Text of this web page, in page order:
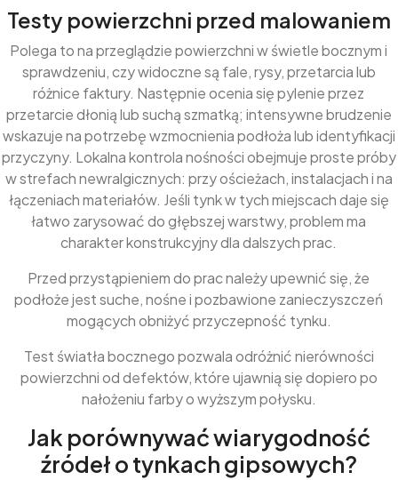
Testy powierzchni przed malowaniem
Polega to na przeglądzie powierzchni w świetle bocznym i
sprawdzeniu, czy widoczne są fale, rysy, przetarcia lub
różnice faktury. Następnie ocenia się pylenie przez
przetarcie dłonią lub suchą szmatką; intensywne brudzenie
wskazuje na potrzebę wzmocnienia podłoża lub identyfikacji
przyczyny. Lokalna kontrola nośności obejmuje proste próby
w strefach newralgicznych: przy ościeżach, instalacjach i na
łączeniach materiałów. Jeśli tynk w tych miejscach daje się
łatwo zarysować do głębszej warstwy, problem ma
charakter konstrukcyjny dla dalszych prac.
Przed przystąpieniem do prac należy upewnić się, że
podłoże jest suche, nośne i pozbawione zanieczyszczeń
mogących obniżyć przyczepność tynku.
Test światła bocznego pozwala odróżnić nierówności
powierzchni od defektów, które ujawnią się dopiero po
nałożeniu farby o wyższym połysku.
Jak porównywać wiarygodność
źródeł o tynkach gipsowych?